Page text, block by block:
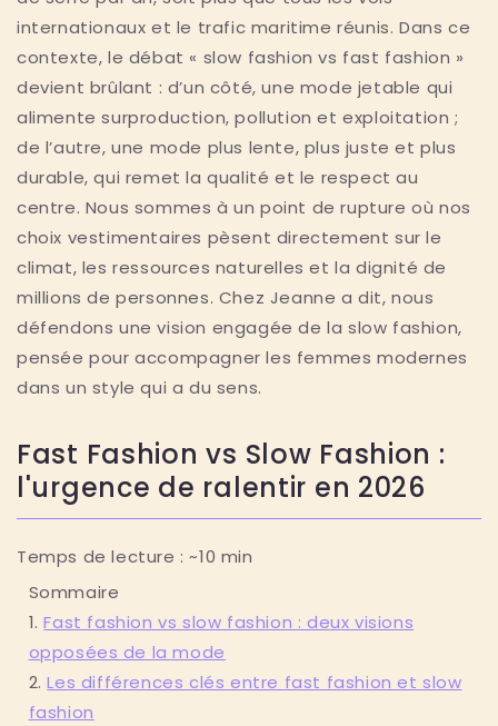
internationaux et le trafic maritime réunis. Dans ce
contexte, le débat « slow fashion vs fast fashion »
devient brûlant : d’un côté, une mode jetable qui
alimente surproduction, pollution et exploitation ;
de l’autre, une mode plus lente, plus juste et plus
durable, qui remet la qualité et le respect au
centre. Nous sommes à un point de rupture où nos
choix vestimentaires pèsent directement sur le
climat, les ressources naturelles et la dignité de
millions de personnes. Chez Jeanne a dit, nous
défendons une vision engagée de la slow fashion,
pensée pour accompagner les femmes modernes
dans un style qui a du sens.
Fast Fashion vs Slow Fashion :
l'urgence de ralentir en 2026
Temps de lecture : ~10 min
Sommaire
Fast fashion vs slow fashion : deux visions
opposées de la mode
Les différences clés entre fast fashion et slow
fashion